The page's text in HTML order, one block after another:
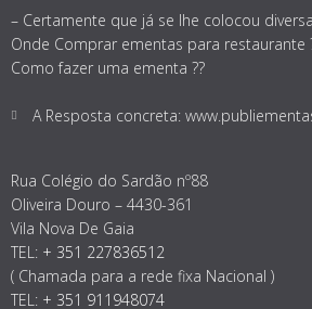
– Certamente que já se lhe colocou
Onde Comprar ementas para restaurante
Como fazer uma ementa ??
A Resposta concreta:
Rua Colégio do Sardão nº88
Oliveira Douro – 4430-361
Vila Nova De Gaia
TEL: + 351 227836512
( Chamada para a rede fixa Nacional )
TEL: + 351 911948074